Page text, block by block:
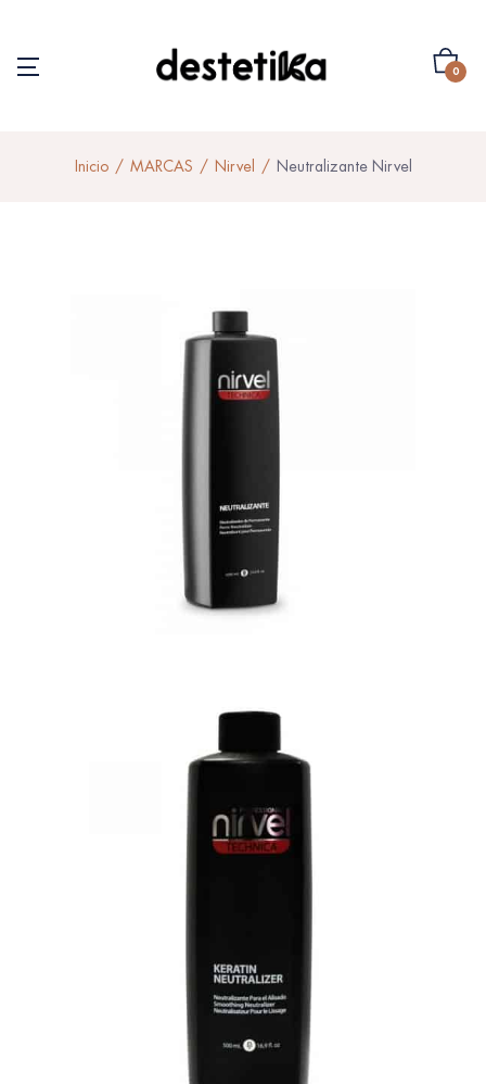
0
Inicio MARCAS Nirvel Neutralizante Nirvel